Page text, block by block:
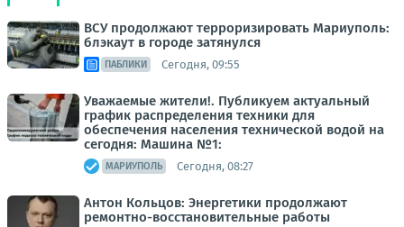
ВСУ продолжают терроризировать Мариуполь:
блэкаут в городе затянулся
ПАБЛИКИ Сегодня, 09:55
Уважаемые жители!. Публикуем актуальный
график распределения техники для
обеспечения населения технической водой на
сегодня: Машина №1:
МАРИУПОЛЬ Сегодня, 08:27
Антон Кольцов: Энергетики продолжают
ремонтно-восстановительные работы